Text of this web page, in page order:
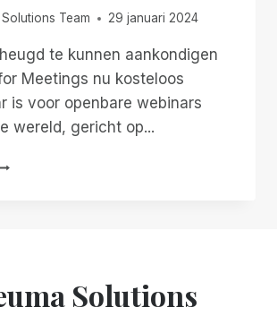
Team 29 januari 2024
te kunnen aankondigen
Meetings nu kosteloos
is voor openbare webinars
wereld, gericht op...
Solutions